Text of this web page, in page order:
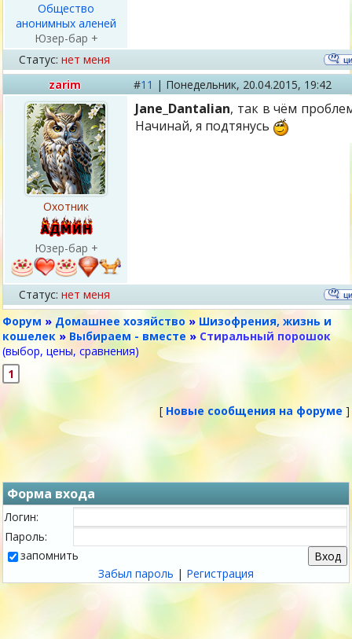
Общество
анонимных аленей
Юзер-бар +
Статус: нет меня
zarim
#11 | Понедельник, 20.04.2015, 19:42
Охотник
Юзер-бар +
Jane_Dantalian, так в чём
Начинай, я подтянусь
Статус: нет меня
Форум » Домашнее хозяйство » Шизофрения, жизнь и
кошелек » Выбираем - вместе » Стиральный порошок
(выбор, цены, сравнения)
1
[ Новые сообщения на форуме ]
Форма входа
Логин:
Пароль:
запомнить
Забыл пароль | Регистрация